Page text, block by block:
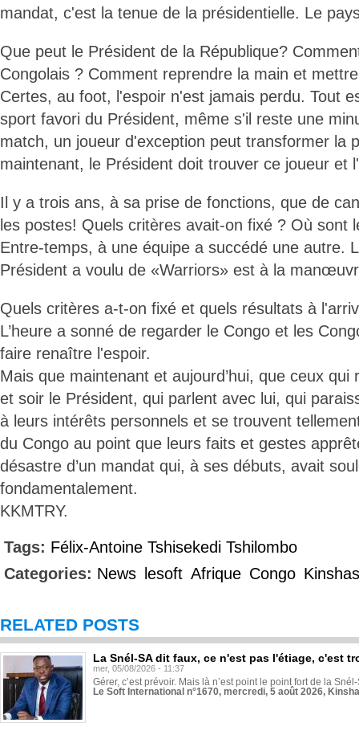
mandat, c'est la tenue de la présidentielle. Le
Que peut le Président de la République?
Congolais ? Comment reprendre la main et
Certes, au foot, l'espoir n'est jamais perdu. Tout
sport favori du Président, même s'il reste une
match, un joueur d'exception peut transformer la
maintenant, le Président doit trouver ce joueur et
Il y a trois ans, à sa prise de fonctions, que de
les postes! Quels critères avait-on fixé ? Où sont
Entre-temps, à une équipe a succédé une autre.
Président a voulu de «Warriors» est à la
Quels critères a-t-on fixé et quels résultats à
L’heure a sonné de regarder le Congo et les
faire renaître l'espoir.
Mais que maintenant et aujourd’hui, que ceux
et soir le Président, qui parlent avec lui, qui
à leurs intérêts personnels et se trouvent
du Congo au point que leurs faits et gestes
désastre d’un mandat qui, à ses débuts, avait
fondamentalement.
KKMTRY.
Tags: Félix-Antoine Tshisekedi Tshilombo
Categories: News lesoft Afrique Congo
RELATED POSTS
La Snél-SA dit faux, ce n'est pas l'étiage, c'est
mer, 05/08/2026 - 11:37
Gérer, c’est prévoir. Mais là n’est point le point fort de la
Le Soft International n°1670, mercredi, 5 août 2026,